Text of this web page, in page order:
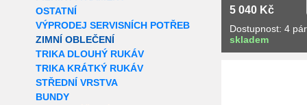
OSTATNÍ
VÝPRODEJ SERVISNÍCH POTŘEB
ZIMNÍ OBLEČENÍ
TRIKA DLOUHÝ RUKÁV
TRIKA KRÁTKÝ RUKÁV
STŘEDNÍ VRSTVA
BUNDY
5 040 Kč
Dostupnost: 4
skladem